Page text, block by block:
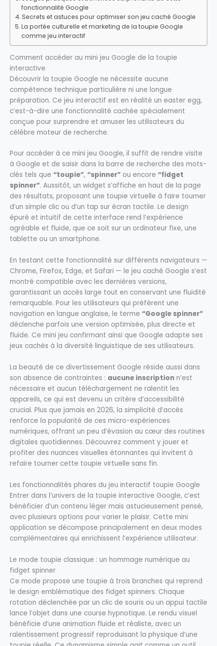
fonctionnalité Google
Secrets et astuces pour optimiser son jeu caché Google
La portée culturelle et marketing de la toupie Google
comme jeu interactif
Comment accéder au mini jeu Google de la toupie
interactive
Découvrir la toupie Google ne nécessite aucune
compétence technique particulière ni une longue
préparation. Ce jeu interactif est en réalité un easter egg,
c’est-à-dire une fonctionnalité cachée spécialement
conçue pour surprendre et amuser les utilisateurs du
célèbre moteur de recherche.
Pour accéder à ce mini jeu Google, il suffit de rendre visite
à Google et de saisir dans la barre de recherche des mots-
clés tels que “toupie”, “spinner” ou encore “fidget
spinner”. Aussitôt, un widget s’affiche en haut de la page
des résultats, proposant une toupie virtuelle à faire tourner
d’un simple clic ou d’un tap sur écran tactile. Le design
épuré et intuitif de cette interface rend l’expérience
agréable et fluide, que ce soit sur un ordinateur fixe, une
tablette ou un smartphone.
En testant cette fonctionnalité sur différents navigateurs —
Chrome, Firefox, Edge, et Safari — le jeu caché Google s’est
montré compatible avec les dernières versions,
garantissant un accès large tout en conservant une fluidité
remarquable. Pour les utilisateurs qui préfèrent une
navigation en langue anglaise, le terme “Google spinner”
déclenche parfois une version optimisée, plus directe et
fluide. Ce mini jeu confirmant ainsi que Google adapte ses
jeux cachés à la diversité linguistique de ses utilisateurs.
La beauté de ce divertissement Google réside aussi dans
son absence de contraintes : aucune inscription n’est
nécessaire et aucun téléchargement ne ralentit les
appareils, ce qui est devenu un critère d’accessibilité
crucial. Plus que jamais en 2026, la simplicité d’accès
renforce la popularité de ces micro-expériences
numériques, offrant un peu d’évasion au cœur des routines
digitales quotidiennes. Découvrez comment y jouer et
profiter des nuances visuelles étonnantes qui invitent à
refaire tourner cette toupie virtuelle sans fin.
Les fonctionnalités phares du jeu interactif toupie Google
Entrer dans l’univers de la toupie interactive Google, c’est
bénéficier d’un contenu léger mais astucieusement pensé,
avec plusieurs options pour varier le plaisir. Cette mini
application se décompose principalement en deux modes
complémentaires qui enrichissent l’expérience utilisateur.
Le mode toupie classique : un hommage numérique au
fidget spinner
Ce mode propose une toupie à trois branches qui reprend
le design emblématique des fidget spinners. Chaque
rotation déclenchée par un clic de souris ou un appui tactile
lance l’objet dans une course hypnotique. Le rendu visuel
bénéficie d’une animation fluide et réaliste, avec un
ralentissement progressif reproduisant la physique d’une